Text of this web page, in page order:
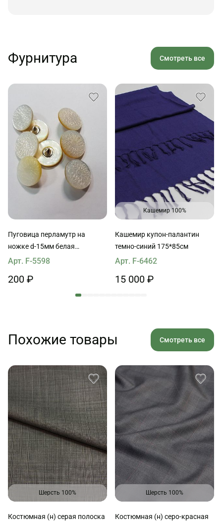
Фурнитура Смотреть все
Пуговица перламутр на
ножке d-15мм белая
фактурная
Арт. F-5598
200 ₽
Кашемир 100%
Кашемир купон-палантин
темно-синий 175*85см
Арт. F-6462
15 000 ₽
Похожие товары Смотреть все
Шерсть 100%
Костюмная (н) серая полоска
Шерсть 100%
Костюмная (н) серо-красная